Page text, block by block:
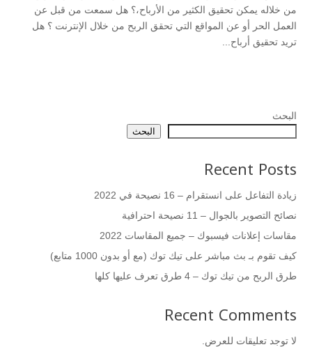
من خلاله يمكن تحقيق الكثير من الأرباح،؟ هل سمعت من قبل عن
العمل الحر أو عن المواقع التي تحقق الربح من خلال الإنترنت ؟ هل
تريد تحقيق أرباح...
البحث
البحث
Recent Posts
زيادة التفاعل على انستقرام – 16 نصيحة في 2022
نصائح التصوير بالجوال – 11 نصيحة احترافية
مقاسات إعلانات فيسبوك – جميع المقاسات 2022
كيف تقوم بـ بث مباشر على تيك توك (مع أو بدون 1000 متابع)
طرق الربح من تيك توك – 4 طرق تعرف عليها كلها
Recent Comments
لا توجد تعليقات للعرض.